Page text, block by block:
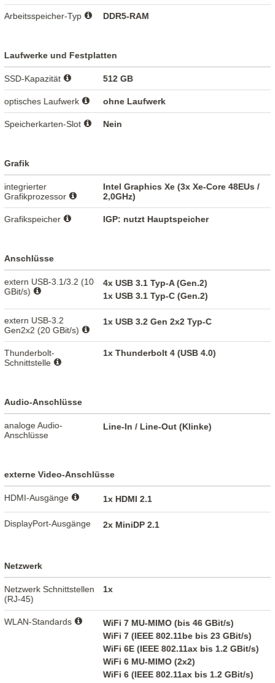
Arbeitsspeicher-Typ DDR5-RAM
Laufwerke und Festplatten
SSD-Kapazität 512 GB
optisches Laufwerk ohne Laufwerk
Speicherkarten-Slot Nein
Grafik
integrierter
Grafikprozessor
Intel Graphics Xe (3x Xe-Core 48EUs /
2,0GHz)
Grafikspeicher IGP: nutzt Hauptspeicher
Anschlüsse
extern USB-3.1/3.2 (10
GBit/s)
4x USB 3.1 Typ-A (Gen.2)
1x USB 3.1 Typ-C (Gen.2)
extern USB-3.2
Gen2x2 (20 GBit/s)
1x USB 3.2 Gen 2x2 Typ-C
Thunderbolt-
Schnittstelle
1x Thunderbolt 4 (USB 4.0)
Audio-Anschlüsse
analoge Audio-
Anschlüsse
Line-In / Line-Out (Klinke)
externe Video-Anschlüsse
HDMI-Ausgänge 1x HDMI 2.1
DisplayPort-Ausgänge 2x MiniDP 2.1
Netzwerk
Netzwerk Schnittstellen
(RJ-45)
1x
WLAN-Standards
WiFi 7 MU-MIMO (bis 46 GBit/s)
WiFi 7 (IEEE 802.11be bis 23 GBit/s)
WiFi 6E (IEEE 802.11ax bis 1.2 GBit/s)
WiFi 6 MU-MIMO (2x2)
WiFi 6 (IEEE 802.11ax bis 1.2 GBit/s)